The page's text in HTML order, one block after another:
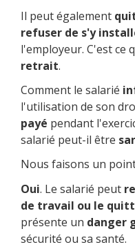
Il peut également
refuser de s'y
l'employeur. C'est ce
retrait.
Comment le salarié
l'utilisation de son
payé pendant
salarié peut-il être
Nous faisons un
Oui. Le salarié peut
de travail ou le
présente un danger
sécurité ou sa santé.